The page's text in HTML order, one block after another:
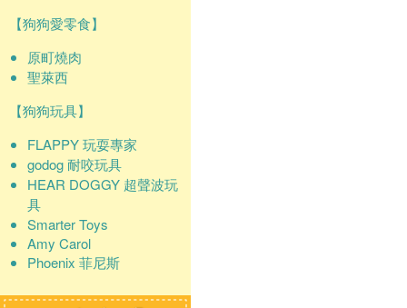
【狗狗愛零食】
原町燒肉
聖萊西
【狗狗玩具】
FLAPPY 玩耍專家
godog 耐咬玩具
HEAR DOGGY 超聲波玩
具
Smarter Toys
Amy Carol
Phoenix 菲尼斯